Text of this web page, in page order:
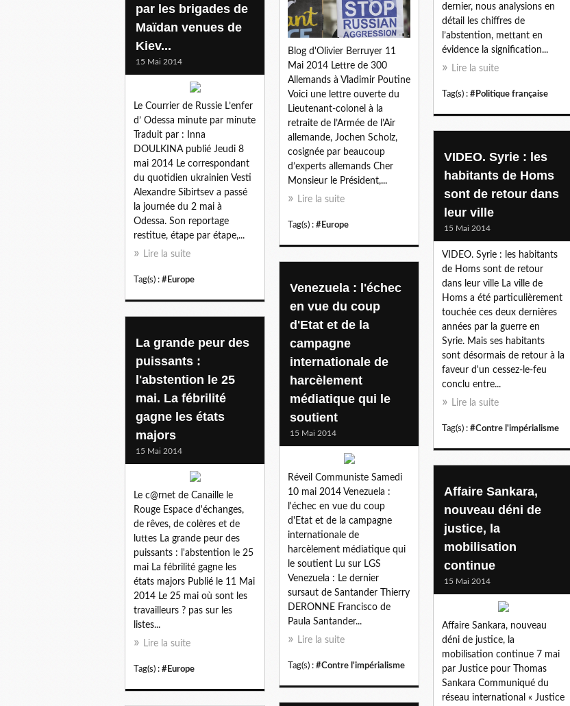
dernier, nous analysions en
détail les chiffres de
l’abstention, mettant en
évidence la signification...
Lire la suite
Tag(s) : #Politique française
Blog d'Olivier Berruyer 11
Mai 2014 Lettre de 300
Allemands à Vladimir Poutine
Voici une lettre ouverte du
Lieutenant-colonel à la
retraite de l’Armée de l’Air
allemande, Jochen Scholz,
cosignée par beaucoup
d’experts allemands Cher
Monsieur le Président,...
Lire la suite
Tag(s) : #Europe
par les brigades de
Maïdan venues de
Kiev...
15 Mai 2014
Le Courrier de Russie L’enfer
d’ Odessa minute par minute
Traduit par : Inna
DOULKINA publié Jeudi 8
mai 2014 Le correspondant
du quotidien ukrainien Vesti
Alexandre Sibirtsev a passé
la journée du 2 mai à
Odessa. Son reportage
restitue, étape par étape,...
Lire la suite
Tag(s) : #Europe
VIDEO. Syrie : les
habitants de Homs
sont de retour dans
leur ville
15 Mai 2014
VIDEO. Syrie : les habitants
de Homs sont de retour
dans leur ville La ville de
Homs a été particulièrement
touchée ces deux dernières
années par la guerre en
Syrie. Mais ses habitants
sont désormais de retour à la
faveur d'un cessez-le-feu
conclu entre...
Lire la suite
Tag(s) : #Contre l'impérialisme
Venezuela : l'échec
en vue du coup
d'Etat et de la
campagne
internationale de
harcèlement
médiatique qui le
soutient
15 Mai 2014
Réveil Communiste Samedi
10 mai 2014 Venezuela :
l'échec en vue du coup
d'Etat et de la campagne
internationale de
harcèlement médiatique qui
le soutient Lu sur LGS
Venezuela : Le dernier
sursaut de Santander Thierry
DERONNE Francisco de
Paula Santander...
Lire la suite
Tag(s) : #Contre l'impérialisme
La grande peur des
puissants :
l'abstention le 25
mai. La fébrilité
gagne les états
majors
15 Mai 2014
Le c@rnet de Canaille le
Rouge Espace d'échanges,
de rêves, de colères et de
luttes La grande peur des
puissants : l'abstention le 25
mai La fébrilité gagne les
états majors Publié le 11 Mai
2014 Le 25 mai où sont les
travailleurs ? pas sur les
listes...
Lire la suite
Tag(s) : #Europe
Affaire Sankara,
nouveau déni de
justice, la
mobilisation
continue
15 Mai 2014
Affaire Sankara, nouveau
déni de justice, la
mobilisation continue 7 mai
par Justice pour Thomas
Sankara Communiqué du
réseau international « Justice